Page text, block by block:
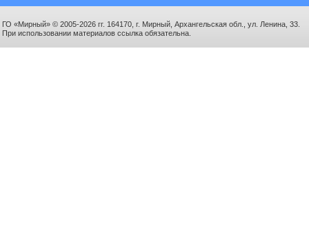
ГО «Мирный» © 2005-2026 гг. 164170, г. Мирный, Архангельская обл., ул. Ленина, 33.
При использовании материалов ссылка обязательна.